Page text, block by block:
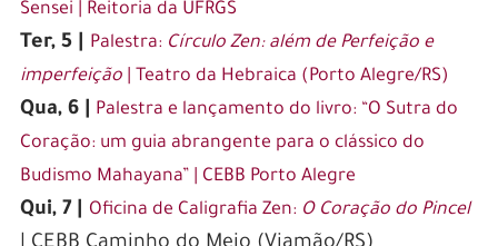
access a wide range of betting options from the
comfort of their own homes. In this article, we
will explore the exciting landscape of online
betting in South Africa, delving into the
legalities, popular platforms, and the potential
for big wins. Whether you’re a seasoned bettor
or just curious about this booming industry, get
Sensei | Reitoria da UFRGS
Ter, 5 | Palestra: Círculo Zen: além de Perfeição e
imperfeição
| Teatro da Hebraica (Porto Alegre/RS)
Qua, 6 |
Palestra e lançamento do livro: “O Sutra do
Coração: um guia abrangente para o clássico do
Budismo Mahayana” | CEBB Porto Alegre
Qui, 7 | Oficina de Caligrafia Zen: O Coração do Pincel